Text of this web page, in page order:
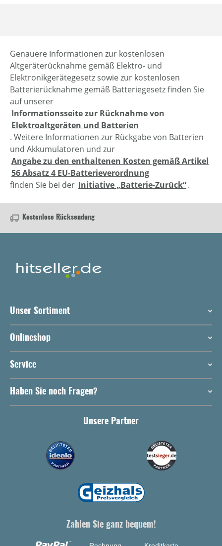
Genauere Informationen zur kostenlosen
Altgeräterücknahme gemäß Elektro- und
Elektronikgerätegesetz sowie zur kostenlosen
Batterierücknahme gemäß Batteriegesetz finden Sie
auf unserer
Informationsseite zur Rücknahme von
Elektroaltgeräten und Batterien
. Weitere Informationen zur Rückgabe von Batterien
und Akkumulatoren und zur
Angabe zu den enthaltenen Kosten gemäß Artikel
56 Absatz 4 EU-Batterieverordnung
finden Sie bei der Initiative „Batterie-Zurück“.
Kostenlose Rücksendung
Unser Sortiment
Onlineshop
Service
Haben Sie noch Fragen?
Unsere Partner
Zahlen Sie ganz bequem!